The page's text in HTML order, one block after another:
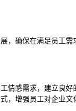
，确保在满足员工需
情感需求，建立良
，增强员工对企业文